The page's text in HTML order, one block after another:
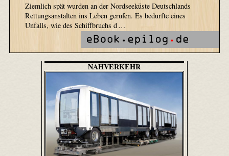
Ziemlich spät wurden an der Nordseeküste Deutschlands
Rettungsanstalten ins Leben gerufen. Es bedurfte eines
Unfalls, wie des Schiffbruchs d …
NAHVERKEHR